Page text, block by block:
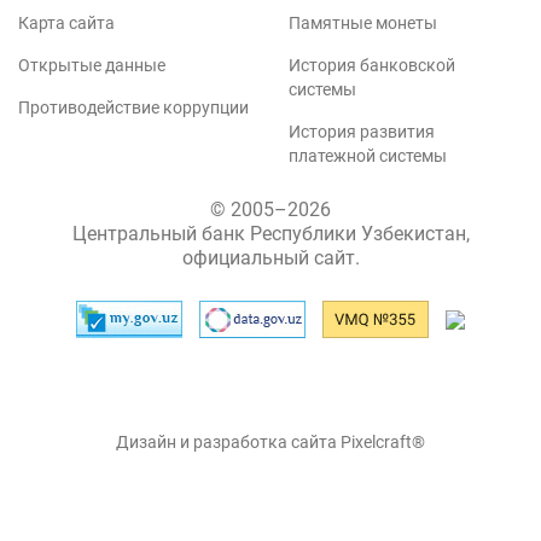
Карта сайта
Открытые данные
Противодействие коррупции
Памятные монеты
История банковской
системы
История развития
платежной системы
© 2005–2026
Центральный банк Республики Узбекистан,
официальный сайт.
Дизайн и разработка сайта Pixelcraft®